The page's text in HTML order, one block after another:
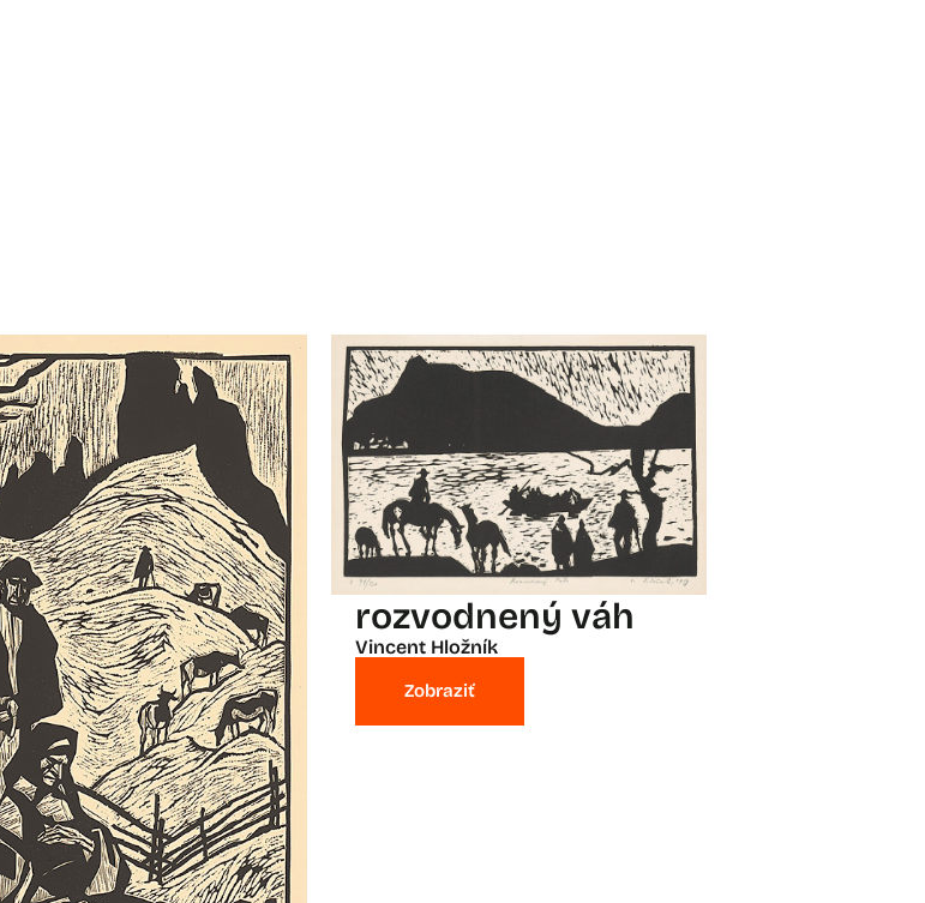
rozvodnený váh
Vincent Hložník
Zobraziť